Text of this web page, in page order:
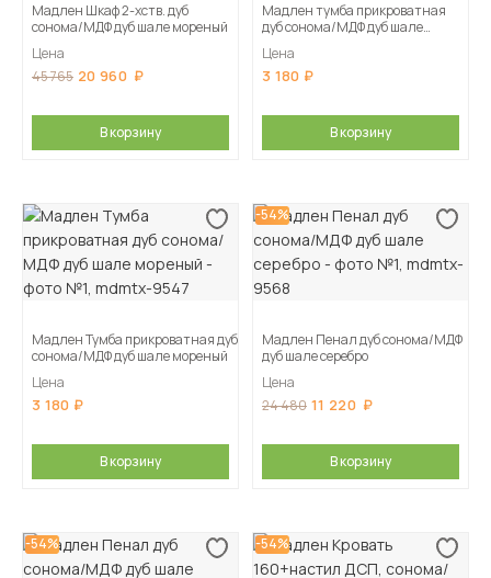
Мадлен Шкаф 2-хств. дуб
сонома/МДФ дуб шале мореный
Цена
45 765 20 960
В корзину
Мадлен тумба прикроватная
дуб сонома/МДФ дуб шале
Цена
3 180
В корзину
Мадлен Тумба прикроватная дуб
сонома/МДФ дуб шале мореный
Цена
3 180
В корзину
-54%
Мадлен Пенал дуб сонома/МДФ
дуб шале серебро
Цена
24 480 11 220
В корзину
-54% -54%